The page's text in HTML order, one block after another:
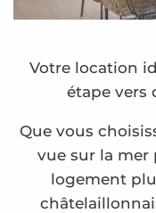
Votre séjour
Espace Pro
Votre location
étape vers
Que vous
vue sur la
logement